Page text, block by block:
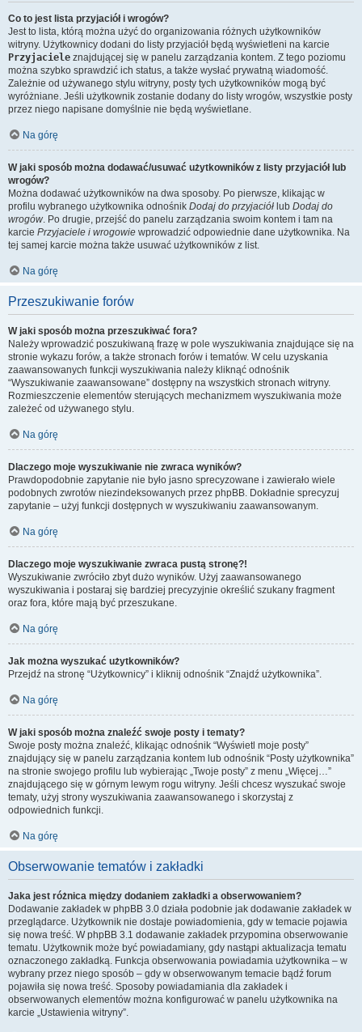
Co to jest lista przyjaciół i wrogów?
Jest to lista, którą można użyć do organizowania różnych użytkowników
witryny. Użytkownicy dodani do listy przyjaciół będą wyświetleni na karcie
Przyjaciele znajdującej się w panelu zarządzania kontem. Z tego poziomu
można szybko sprawdzić ich status, a także wysłać prywatną wiadomość.
Zależnie od używanego stylu witryny, posty tych użytkowników mogą być
wyróżniane. Jeśli użytkownik zostanie dodany do listy wrogów, wszystkie posty
przez niego napisane domyślnie nie będą wyświetlane.
Na górę
W jaki sposób można dodawać/usuwać użytkowników z listy przyjaciół lub
wrogów?
Można dodawać użytkowników na dwa sposoby. Po pierwsze, klikając w
profilu wybranego użytkownika odnośnik Dodaj do przyjaciół lub Dodaj do
wrogów. Po drugie, przejść do panelu zarządzania swoim kontem i tam na
karcie Przyjaciele i wrogowie wprowadzić odpowiednie dane użytkownika. Na
tej samej karcie można także usuwać użytkowników z list.
Na górę
Przeszukiwanie forów
W jaki sposób można przeszukiwać fora?
Należy wprowadzić poszukiwaną frazę w pole wyszukiwania znajdujące się na
stronie wykazu forów, a także stronach forów i tematów. W celu uzyskania
zaawansowanych funkcji wyszukiwania należy kliknąć odnośnik
“Wyszukiwanie zaawansowane” dostępny na wszystkich stronach witryny.
Rozmieszczenie elementów sterujących mechanizmem wyszukiwania może
zależeć od używanego stylu.
Na górę
Dlaczego moje wyszukiwanie nie zwraca wyników?
Prawdopodobnie zapytanie nie było jasno sprecyzowane i zawierało wiele
podobnych zwrotów niezindeksowanych przez phpBB. Dokładnie sprecyzuj
zapytanie – użyj funkcji dostępnych w wyszukiwaniu zaawansowanym.
Na górę
Dlaczego moje wyszukiwanie zwraca pustą stronę?!
Wyszukiwanie zwróciło zbyt dużo wyników. Użyj zaawansowanego
wyszukiwania i postaraj się bardziej precyzyjnie określić szukany fragment
oraz fora, które mają być przeszukane.
Na górę
Jak można wyszukać użytkowników?
Przejdź na stronę “Użytkownicy” i kliknij odnośnik “Znajdź użytkownika”.
Na górę
W jaki sposób można znaleźć swoje posty i tematy?
Swoje posty można znaleźć, klikając odnośnik “Wyświetl moje posty”
znajdujący się w panelu zarządzania kontem lub odnośnik “Posty użytkownika”
na stronie swojego profilu lub wybierając „Twoje posty” z menu „Więcej…”
znajdującego się w górnym lewym rogu witryny. Jeśli chcesz wyszukać swoje
tematy, użyj strony wyszukiwania zaawansowanego i skorzystaj z
odpowiednich funkcji.
Na górę
Obserwowanie tematów i zakładki
Jaka jest różnica między dodaniem zakładki a obserwowaniem?
Dodawanie zakładek w phpBB 3.0 działa podobnie jak dodawanie zakładek w
przeglądarce. Użytkownik nie dostaje powiadomienia, gdy w temacie pojawia
się nowa treść. W phpBB 3.1 dodawanie zakładek przypomina obserwowanie
tematu. Użytkownik może być powiadamiany, gdy nastąpi aktualizacja tematu
oznaczonego zakładką. Funkcja obserwowania powiadamia użytkownika – w
wybrany przez niego sposób – gdy w obserwowanym temacie bądź forum
pojawiła się nowa treść. Sposoby powiadamiania dla zakładek i
obserwowanych elementów można konfigurować w panelu użytkownika na
karcie „Ustawienia witryny”.